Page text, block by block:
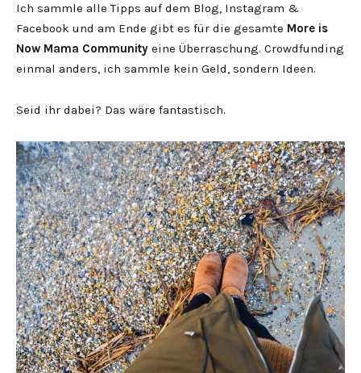
Ich sammle alle Tipps auf dem Blog, Instagram &
Facebook und am Ende gibt es für die gesamte More is
Now Mama Community eine Überraschung. Crowdfunding
einmal anders, ich sammle kein Geld, sondern Ideen.
Seid ihr dabei? Das wäre fantastisch.